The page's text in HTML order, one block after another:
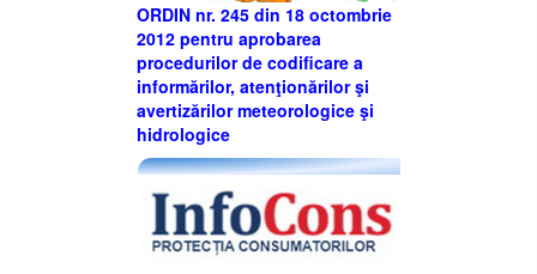
ORDIN nr. 245 din 18 octombrie
2012 pentru aprobarea
procedurilor de codificare a
informărilor, atenţionărilor şi
avertizărilor meteorologice şi
hidrologice